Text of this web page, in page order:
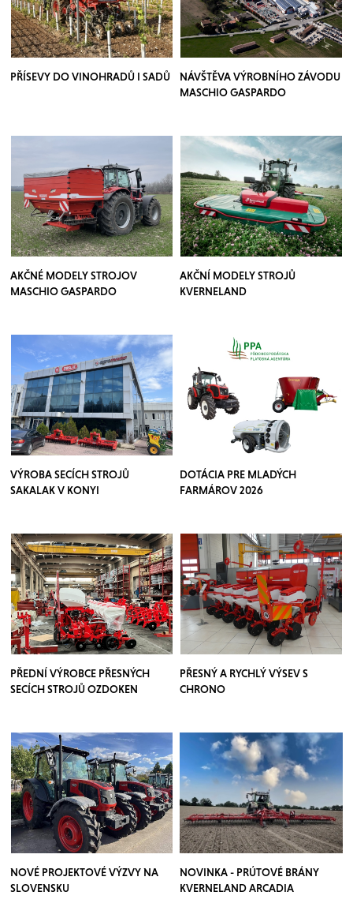
PŘÍSEVY DO VINOHRADŮ I SADŮ
NÁVŠTĚVA VÝROBNÍHO ZÁVODU
MASCHIO GASPARDO
AKČNÉ MODELY STROJOV
MASCHIO GASPARDO
AKČNÍ MODELY STROJŮ
KVERNELAND
VÝROBA SECÍCH STROJŮ
SAKALAK V KONYI
DOTÁCIA PRE MLADÝCH
FARMÁROV 2026
PŘEDNÍ VÝROBCE PŘESNÝCH
SECÍCH STROJŮ OZDOKEN
PŘESNÝ A RYCHLÝ VÝSEV S
CHRONO
NOVÉ PROJEKTOVÉ VÝZVY NA
SLOVENSKU
NOVINKA - PRÚTOVÉ BRÁNY
KVERNELAND ARCADIA